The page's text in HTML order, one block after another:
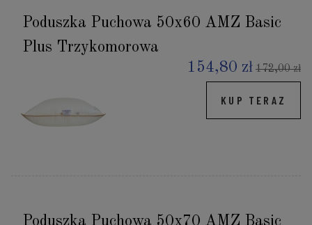
Poduszka Puchowa 50x60 AMZ Basic
Plus Trzykomorowa
154,80 zł 172,00 zł
KUP TERAZ
Poduszka Puchowa 50x70 AMZ Basic